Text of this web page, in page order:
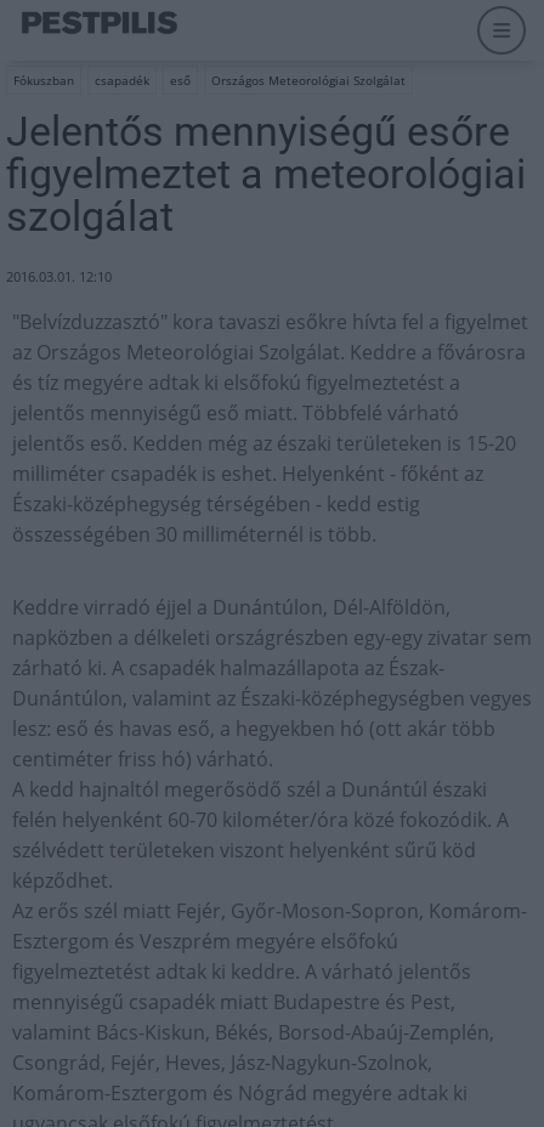
Fókuszban csapadék eső Országos Meteorológiai Szolgálat
Jelentős mennyiségű esőre
figyelmeztet a meteorológiai
szolgálat
2016.03.01. 12:10
"Belvízduzzasztó" kora tavaszi esőkre hívta fel a figyelmet
az Országos Meteorológiai Szolgálat. Keddre a fővárosra
és tíz megyére adtak ki elsőfokú figyelmeztetést a
jelentős mennyiségű eső miatt. Többfelé várható
jelentős eső. Kedden még az északi területeken is 15-20
milliméter csapadék is eshet. Helyenként - főként az
Északi-középhegység térségében - kedd estig
összességében 30 milliméternél is több.
Keddre virradó éjjel a Dunántúlon, Dél-Alföldön,
napközben a délkeleti országrészben egy-egy zivatar sem
zárható ki. A csapadék halmazállapota az Észak-
Dunántúlon, valamint az Északi-középhegységben vegyes
lesz: eső és havas eső, a hegyekben hó (ott akár több
centiméter friss hó) várható.
A kedd hajnaltól megerősödő szél a Dunántúl északi
felén helyenként 60-70 kilométer/óra közé fokozódik. A
szélvédett területeken viszont helyenként sűrű köd
képződhet.
Az erős szél miatt Fejér, Győr-Moson-Sopron, Komárom-
Esztergom és Veszprém megyére elsőfokú
figyelmeztetést adtak ki keddre. A várható jelentős
mennyiségű csapadék miatt Budapestre és Pest,
valamint Bács-Kiskun, Békés, Borsod-Abaúj-Zemplén,
Csongrád, Fejér, Heves, Jász-Nagykun-Szolnok,
Komárom-Esztergom és Nógrád megyére adtak ki